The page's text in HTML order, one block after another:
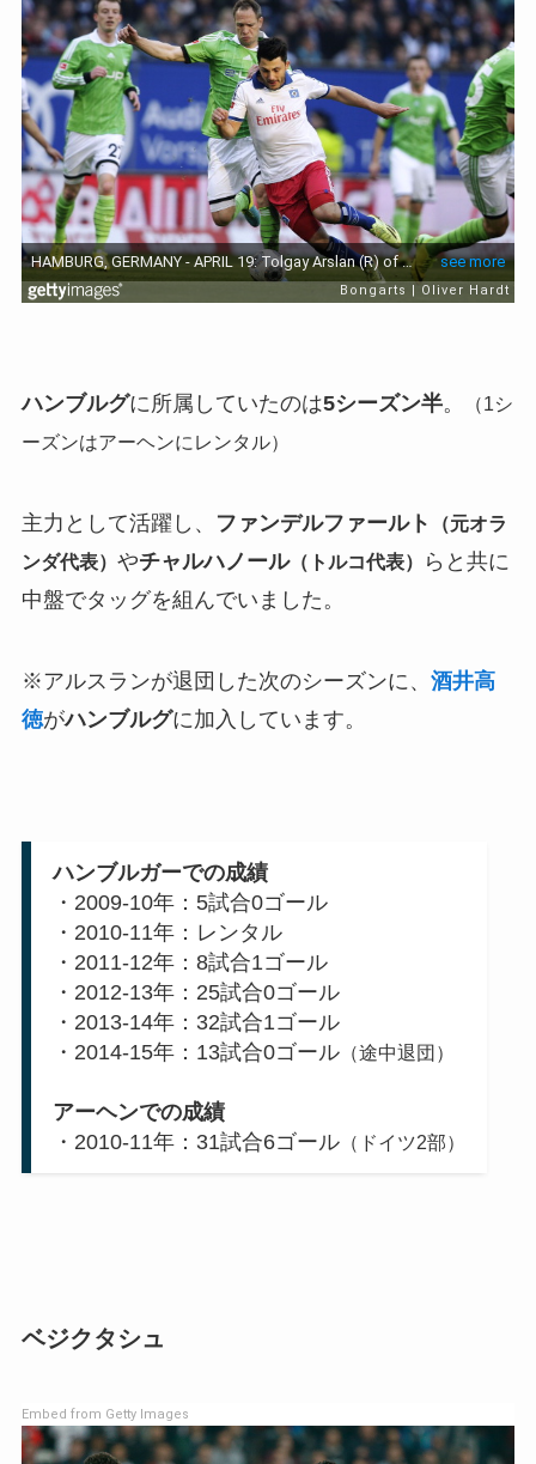
ハンブルグに所属していたのは5シーズン半。
（1シ
ーズンはアーヘンにレンタル）
主力として活躍し、 ファンデルファールト
（元オラ
ンダ代表） やチャルハノール（トルコ代表）
らと共に
中盤でタッグを組んでいました。
※アルスランが退団した次のシーズンに、 酒井高
徳がハンブルグに加入しています。
ハンブルガーでの成績
・2009-10年：5試合0ゴール
・2010-11年：レンタル
・2011-12年：8試合1ゴール
・2012-13年：25試合0ゴール
・2013-14年：32試合1ゴール
・2014-15年：13試合0ゴール（途中退団）
アーヘンでの成績
・2010-11年：31試合6ゴール（ドイツ2部）
ベジクタシュ
Embed from Getty Images